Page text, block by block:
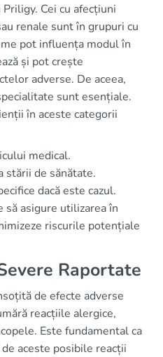
Cei cu afecțiuni
renale sunt în grupuri cu
pot influența modul în
și pot crește
adverse. De aceea,
sunt esențiale.
în aceste categorii
medical.
stării de sănătate.
dacă este cazul.
asigure utilizarea în
riscurile potențiale
Raportate
de efecte adverse
reacțiile alergice,
Este fundamental ca
aceste posibile reacții